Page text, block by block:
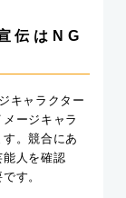
伝はNG
キャラクター
ージキャラ
。競合にあ
能人を確認
す。